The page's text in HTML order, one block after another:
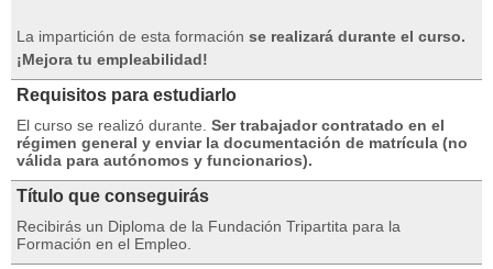
La impartición de esta formación se realizará durante el curso.
¡Mejora tu empleabilidad!
Requisitos para estudiarlo
El curso se realizó durante. Ser trabajador contratado en el
régimen general y enviar la documentación de matrícula (no
válida para autónomos y funcionarios).
Título que conseguirás
Recibirás un Diploma de la Fundación Tripartita para la
Formación en el Empleo.